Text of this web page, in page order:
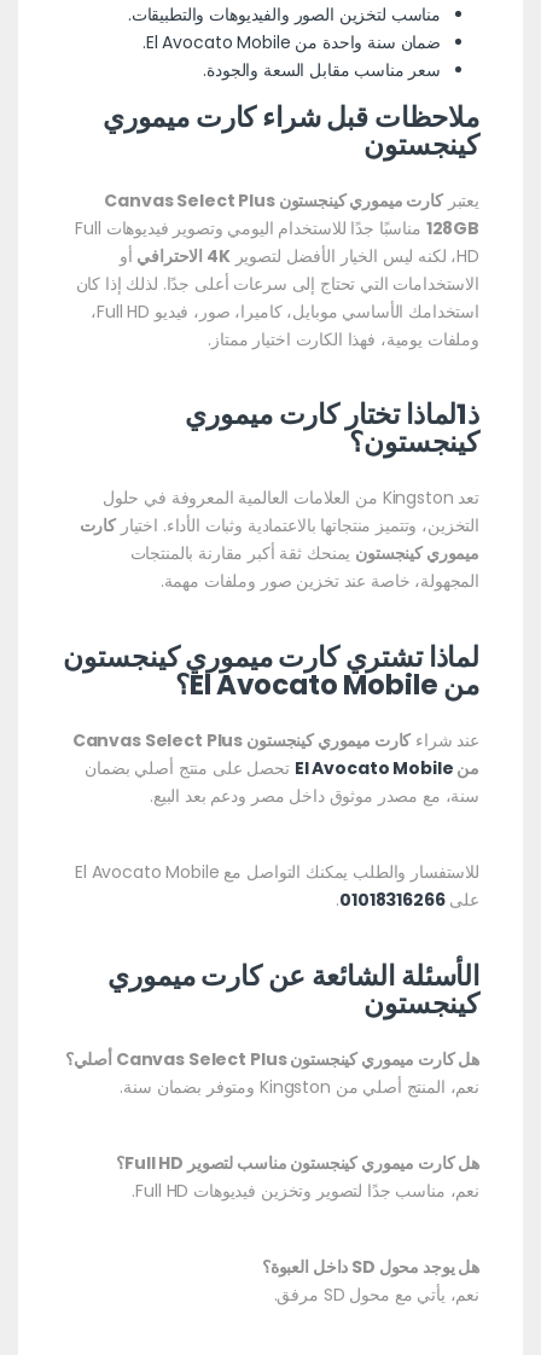
مناسب لتخزين الصور والفيديوهات والتطبيقات.
ضمان سنة واحدة من El Avocato Mobile.
سعر مناسب مقابل السعة والجودة.
ملاحظات قبل شراء كارت ميموري
كينجستون
يعتبر
كارت ميموري كينجستون Canvas Select Plus
128GB
مناسبًا جدًا للاستخدام اليومي وتصوير فيديوهات Full
HD، لكنه ليس الخيار الأفضل لتصوير
4K الاحترافي
أو
الاستخدامات التي تحتاج إلى سرعات أعلى جدًا. لذلك إذا كان
استخدامك الأساسي موبايل، كاميرا، صور، فيديو Full HD،
وملفات يومية، فهذا الكارت اختيار ممتاز.
ذ1لماذا تختار كارت ميموري
كينجستون؟
تعد Kingston من العلامات العالمية المعروفة في حلول
التخزين، وتتميز منتجاتها بالاعتمادية وثبات الأداء. اختياركارت
ميموري كينجستون يمنحك ثقة أكبر مقارنة بالمنتجات
المجهولة، خاصة عند تخزين صور وملفات مهمة.
لماذا تشتري كارت ميموري كينجستون
من El Avocato Mobile؟
عند شراء
كارت ميموري كينجستون Canvas Select Plus
من El Avocato Mobile تحصل على منتج أصلي بضمان
سنة، مع مصدر موثوق داخل مصر ودعم بعد البيع.
للاستفسار والطلب يمكنك التواصل مع El Avocato Mobile
على01018316266
.
الأسئلة الشائعة عن كارت ميموري
كينجستون
هل كارت ميموري كينجستون Canvas Select Plus أصلي؟
نعم، المنتج أصلي من Kingston ومتوفر بضمان سنة.
هل كارت ميموري كينجستون مناسب لتصوير Full HD؟
نعم، مناسب جدًا لتصوير وتخزين فيديوهات Full HD.
هل يوجد محول SD داخل العبوة؟
نعم، يأتي مع محول SD مرفق.